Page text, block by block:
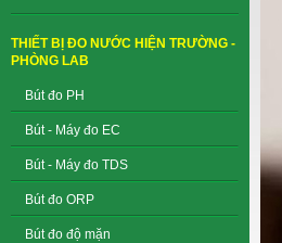
THIẾT BỊ ĐO NƯỚC HIỆN TRƯỜNG -
PHÒNG LAB
Bút đo PH
Bút - Máy đo EC
Bút - Máy đo TDS
Bút đo ORP
Bút đo độ mặn